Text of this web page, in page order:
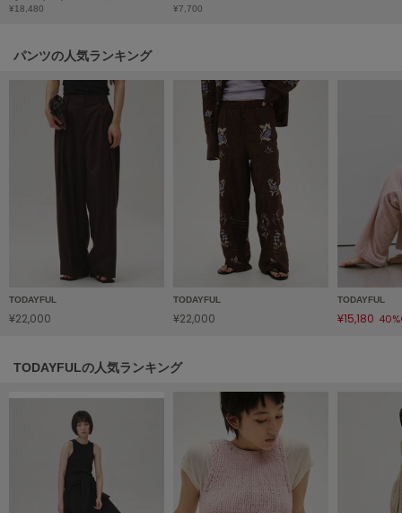
Reebok
リーボック
SALOMON
sanrio house
SESAME STREET MARKET
セサミストリートマーケット
シャカ
スナイデル
SNIDEL HOME
スナイデル ホーム
¥18,480
¥7,700
パンツの人気ランキング
TODAYFUL
¥22,000
TODAYFUL
¥22,000
TODAYFUL
¥15,180
TODAYFULの人気ランキング